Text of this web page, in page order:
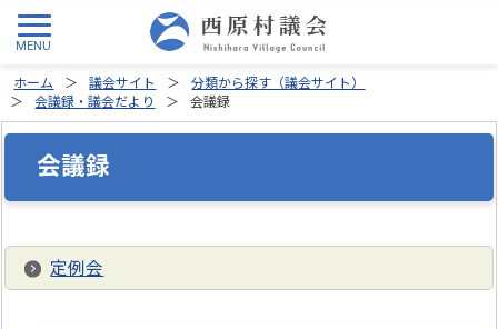
ホーム 議会サイト
分類から探す（議会サイト）
会議録・議会だより
会議録
会議録
定例会